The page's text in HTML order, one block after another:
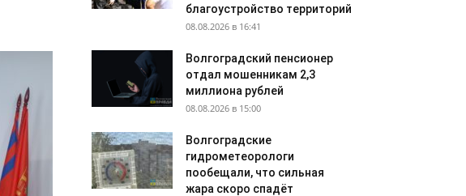
благоустройство территорий
08.08.2026 в 16:41
Волгоградский пенсионер
отдал мошенникам 2,3
миллиона рублей
08.08.2026 в 15:00
Волгоградские
гидрометеорологи
пообещали, что сильная
жара скоро спадёт